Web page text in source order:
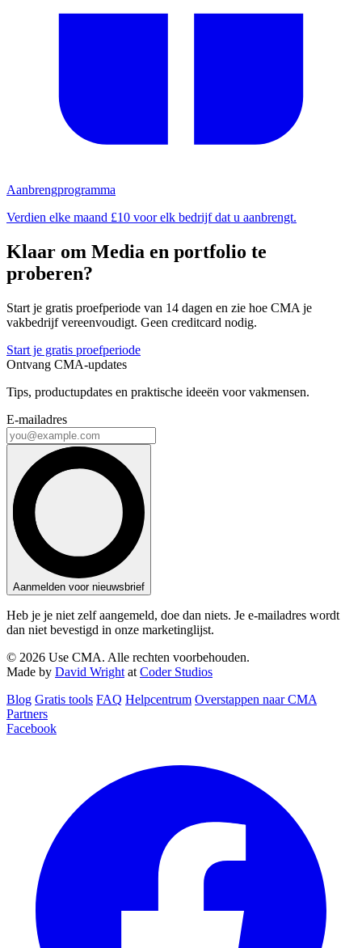
Aanbrengprogramma
Verdien elke maand £10 voor elk bedrijf dat u aanbrengt.
Klaar om Media en portfolio te
proberen?
Start je gratis proefperiode van 14 dagen en zie hoe CMA je
vakbedrijf vereenvoudigt. Geen creditcard nodig.
Start je gratis proefperiode
Ontvang CMA-updates
Tips, productupdates en praktische ideeën voor vakmensen.
E-mailadres
Aanmelden voor nieuwsbrief
Heb je je niet zelf aangemeld, doe dan niets. Je e-mailadres wordt
dan niet bevestigd in onze marketinglijst.
© 2026 Use CMA. Alle rechten voorbehouden.
Made by David Wright at Coder Studios
Blog‎ Gratis tools FAQ Helpcentrum Overstappen naar CMA
Partners
Facebook